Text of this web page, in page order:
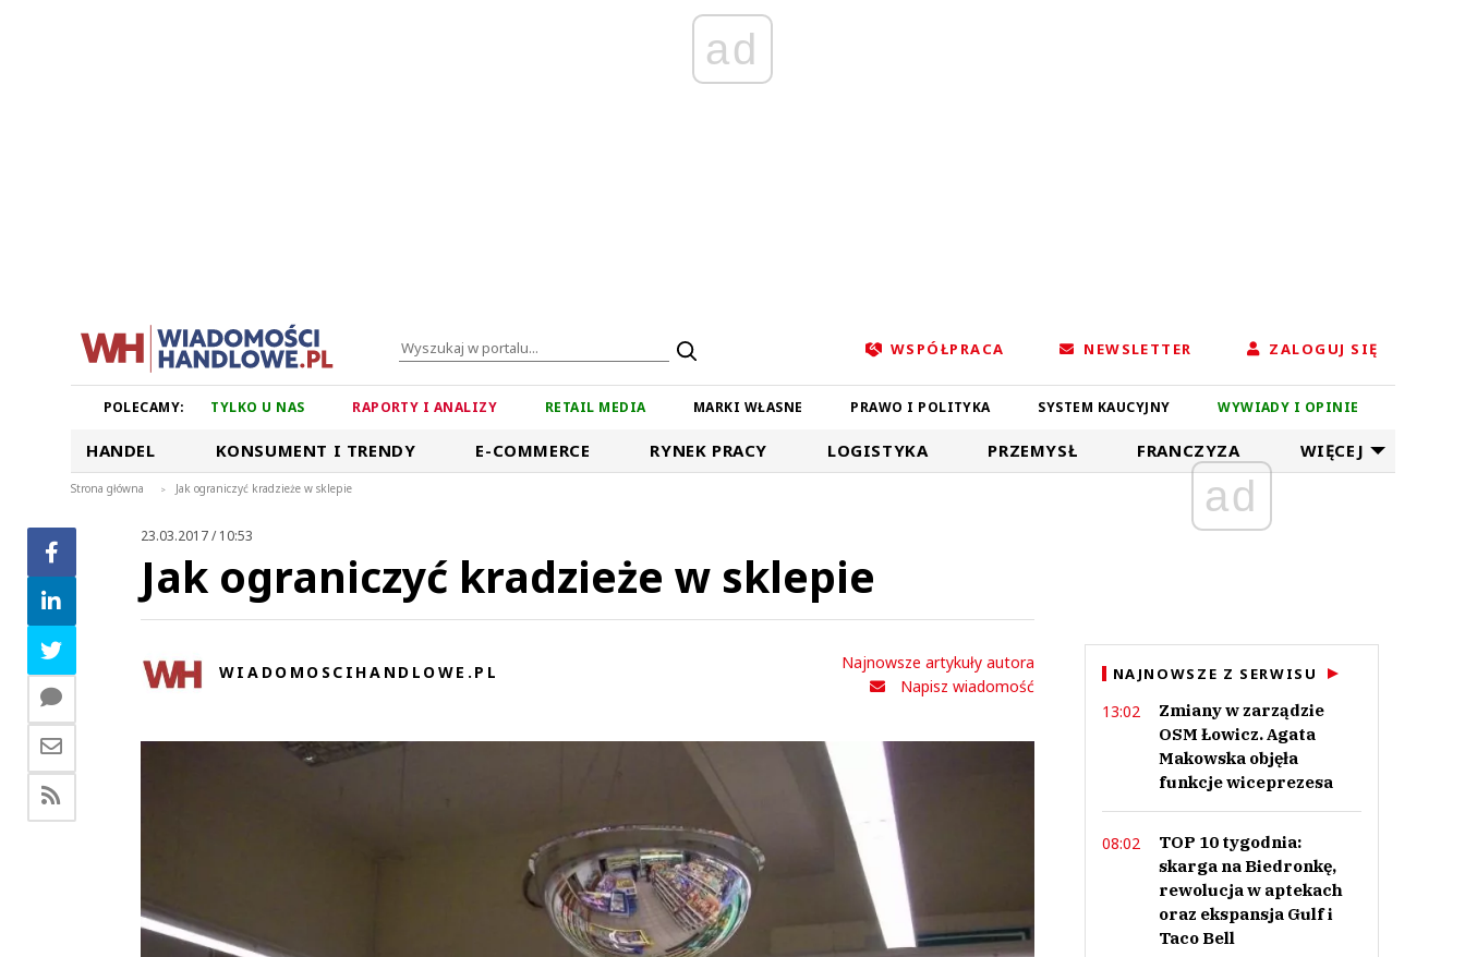
ad
WSPÓŁPRACA NEWSLETTER ZALOGUJ SIĘ
POLECAMY: TYLKO U NAS RAPORTY I ANALIZY RETAIL MEDIA MARKI WŁASNE PRAWO I POLITYKA SYSTEM KAUCYJNY WYWIADY I OPINIE
HANDEL KONSUMENT I TRENDY E-COMMERCE RYNEK PRACY LOGISTYKA PRZEMYSŁ FRANCZYZA WIĘCEJ
Strona główna > Jak ograniczyć kradzieże w sklepie
23.03.2017 / 10:53
Jak ograniczyć kradzieże w sklepie
WIADOMOSCIHANDLOWE.PL
Najnowsze artykuły autora
Napisz wiadomość
ad
NAJNOWSZE Z SERWISU
13:02
Zmiany w zarządzie
OSM Łowicz. Agata
Makowska objęła
funkcje wiceprezesa
08:02
TOP 10 tygodnia:
skarga na Biedronkę,
rewolucja w aptekach
oraz ekspansja Gulf i
Taco Bell